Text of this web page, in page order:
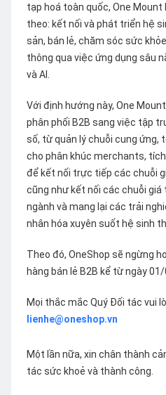
tạp hoá toàn quốc, One
theo: kết nối và phát triển hệ
sản, bán lẻ, chăm sóc sức
thông qua việc ứng dụng sâu
và AI.
Với định hướng này, One
phân phối B2B sang việc tập
số, từ quản lý chuỗi cung ứng,
cho phân khúc merchants,
để kết nối trực tiếp các chuỗi
cũng như kết nối các chuỗi
ngành và mang lại các trải
nhân hóa xuyên suốt hệ sinh
Theo đó, OneShop sẽ ngừng
hàng bán lẻ B2B kể từ ngày
Mọi thắc mắc Quý Đối tác vui
lienhe@oneshop.vn
Một lần nữa, xin chân thành
tác sức khoẻ và thành công.